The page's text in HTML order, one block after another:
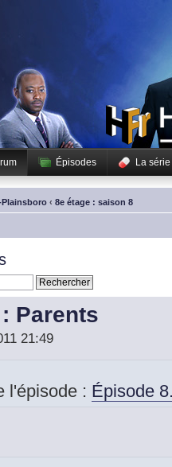
Épisodes La série
‹ 8e étage : saison 8
Parents
21:49
l'épisode : Épisode